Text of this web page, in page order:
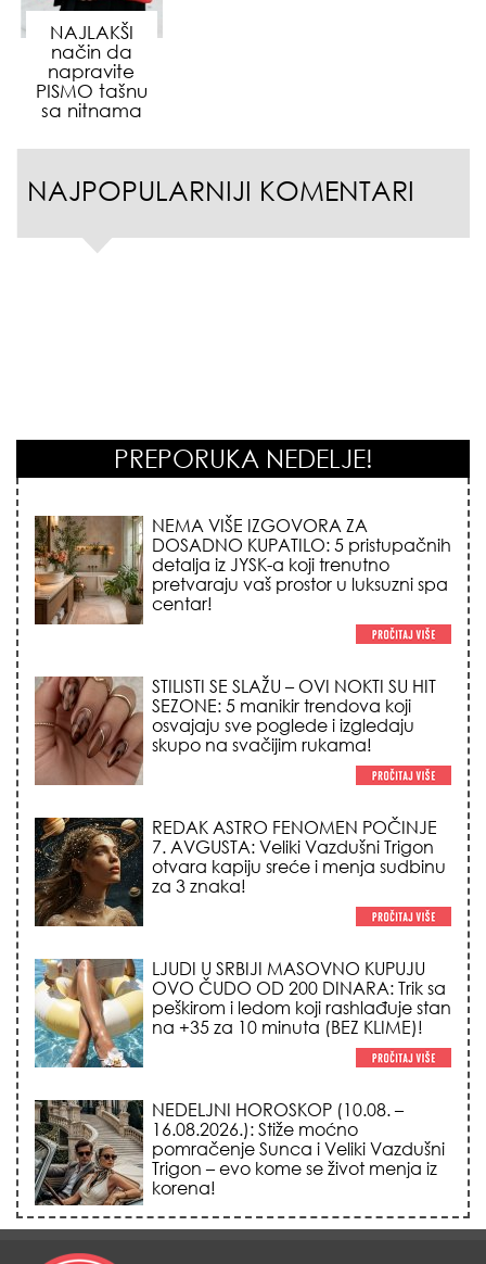
NAJLAKŠI
način da
napravite
PISMO tašnu
sa nitnama
NAJPOPULARNIJI KOMENTARI
PREPORUKA NEDELJE!
STILISTI SE SLAŽU – OVI NOKTI SU HIT
SEZONE: 5 manikir trendova koji
osvajaju sve poglede i izgledaju
skupo na svačijim rukama!
7. AVGUSTA: Veliki Vazdušni Trigon
otvara kapiju sreće i menja sudbinu
za 3 znaka!
OVO ČUDO OD 200 DINARA: Trik sa
peškirom i ledom koji rashlađuje stan
na +35 za 10 minuta (BEZ KLIME)!
16.08.2026.): Stiže moćno
pomračenje Sunca i Veliki Vazdušni
Trigon – evo kome se život menja iz
korena!
DATUMI KOJI MENJAJU SUDBINU:
Ošišajte se OVIH dana u mesecu
ako želite da vam kosa raste kao iz
vode i privučete novu ljubav!